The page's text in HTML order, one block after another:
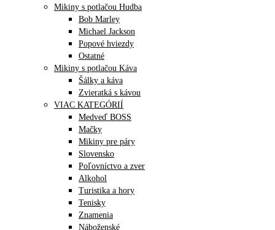
Mikiny s potlačou Hudba
Bob Marley
Michael Jackson
Popové hviezdy
Ostatné
Mikiny s potlačou Káva
Šálky a káva
Zvieratká s kávou
VIAC KATEGÓRIÍ
Medveď BOSS
Mačky
Mikiny pre páry
Slovensko
Poľovníctvo a zver
Alkohol
Turistika a hory
Tenisky
Znamenia
Náboženské